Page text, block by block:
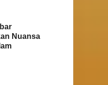
Nuansa